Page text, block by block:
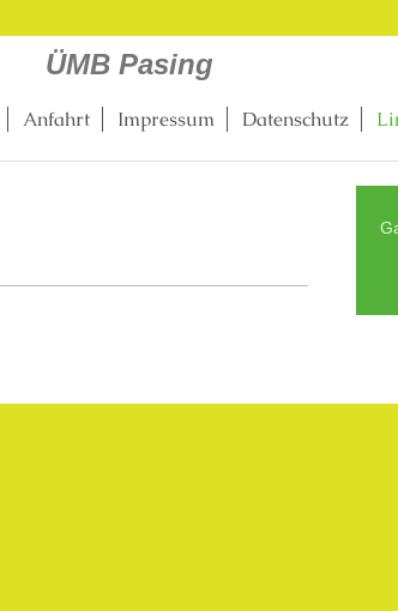
ÜMB Pasing
Anfahrt Impressum Datenschutz